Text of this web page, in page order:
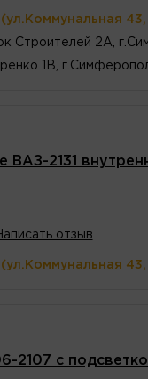
(ул.Коммунальная
Строителей 2А,
1В,
ВАЗ-2131
отзыв
(ул.Коммунальная
2107 с